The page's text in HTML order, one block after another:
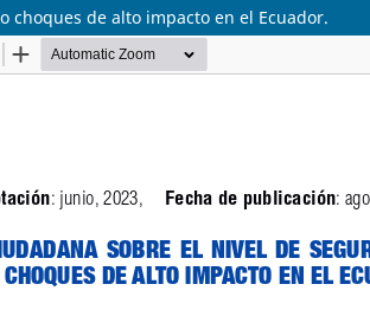
choques de alto impacto en el Ecuador.